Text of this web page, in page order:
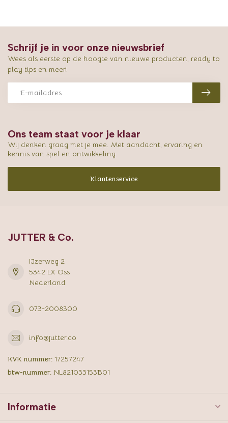
Ons team staat voor je klaar
Wij denken graag met je mee. Met aandacht, ervaring en
kennis van spel en ontwikkeling.
Klantenservice
Schrijf je in voor onze nieuwsbrief
Wees als eerste op de hoogte van nieuwe producten, ready to
play tips en meer!
JUTTER & Co.
IJzerweg 2
5342 LX Oss
Nederland
073-2008300
info@jutter.co
KVK nummer: 17257247
btw-nummer: NL821033153B01
Informatie